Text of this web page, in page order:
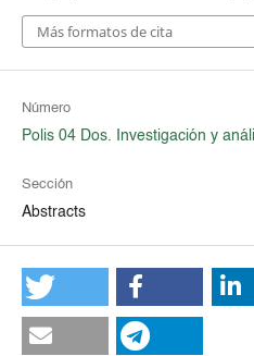
Más formatos de cita
Número
Polis 04 Dos. Investigación y
Sección
Abstracts